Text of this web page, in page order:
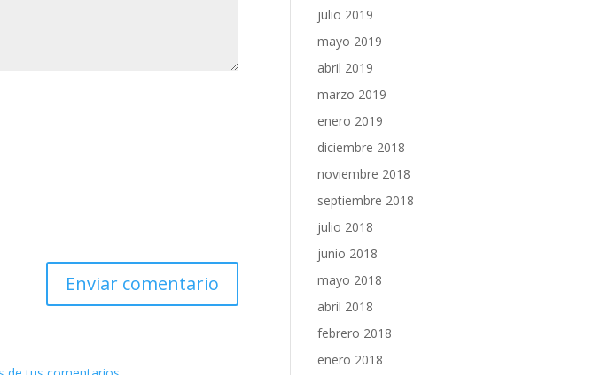
julio 2019
mayo 2019
abril 2019
marzo 2019
enero 2019
diciembre 2018
noviembre 2018
septiembre 2018
julio 2018
junio 2018
mayo 2018
abril 2018
febrero 2018
enero 2018